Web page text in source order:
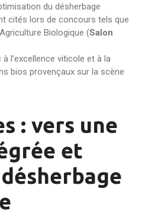
du désherbage
cités lors de concours tels que
Biologique (Salon
l’excellence viticole et à la
bios provençaux sur la scène
: vers une
et